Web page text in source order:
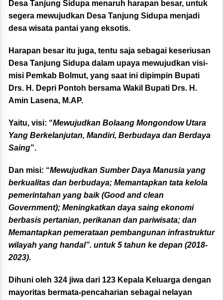
Desa Tanjung Sidupa menaruh harapan besar, untuk
segera mewujudkan Desa Tanjung Sidupa menjadi
desa wisata pantai yang eksotis.
Harapan besar itu juga, tentu saja sebagai keseriusan
Desa Tanjung Sidupa dalam upaya mewujudkan visi-
misi Pemkab Bolmut, yang saat ini dipimpin Bupati
Drs. H. Depri Pontoh bersama Wakil Bupati Drs. H.
Amin Lasena, M.AP.
Yaitu, visi: “Mewujudkan Bolaang Mongondow Utara
Yang Berkelanjutan, Mandiri, Berbudaya dan Berdaya
Saing”.
Dan misi: “Mewujudkan Sumber Daya Manusia yang
berkualitas dan berbudaya; Memantapkan tata kelola
pemerintahan yang baik (Good and clean
Government); Meningkatkan daya saing ekonomi
berbasis pertanian, perikanan dan pariwisata; dan
Memantapkan pemerataan pembangunan infrastruktur
wilayah yang handal”. untuk 5 tahun ke depan (2018-
2023).
Dihuni oleh 324 jiwa dari 123 Kepala Keluarga dengan
mayoritas bermata-pencaharian sebagai nelayan